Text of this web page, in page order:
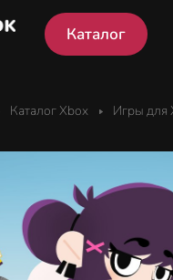
Каталог
Каталог Xbox Игры для